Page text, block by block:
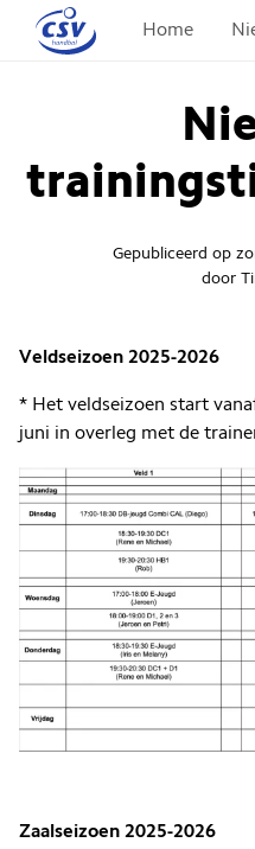
Home
Gepubliceerd op
door
Veldseizoen 2025-2026
* Het veldseizoen start
juni in overleg met de
Zaalseizoen 2025-2026